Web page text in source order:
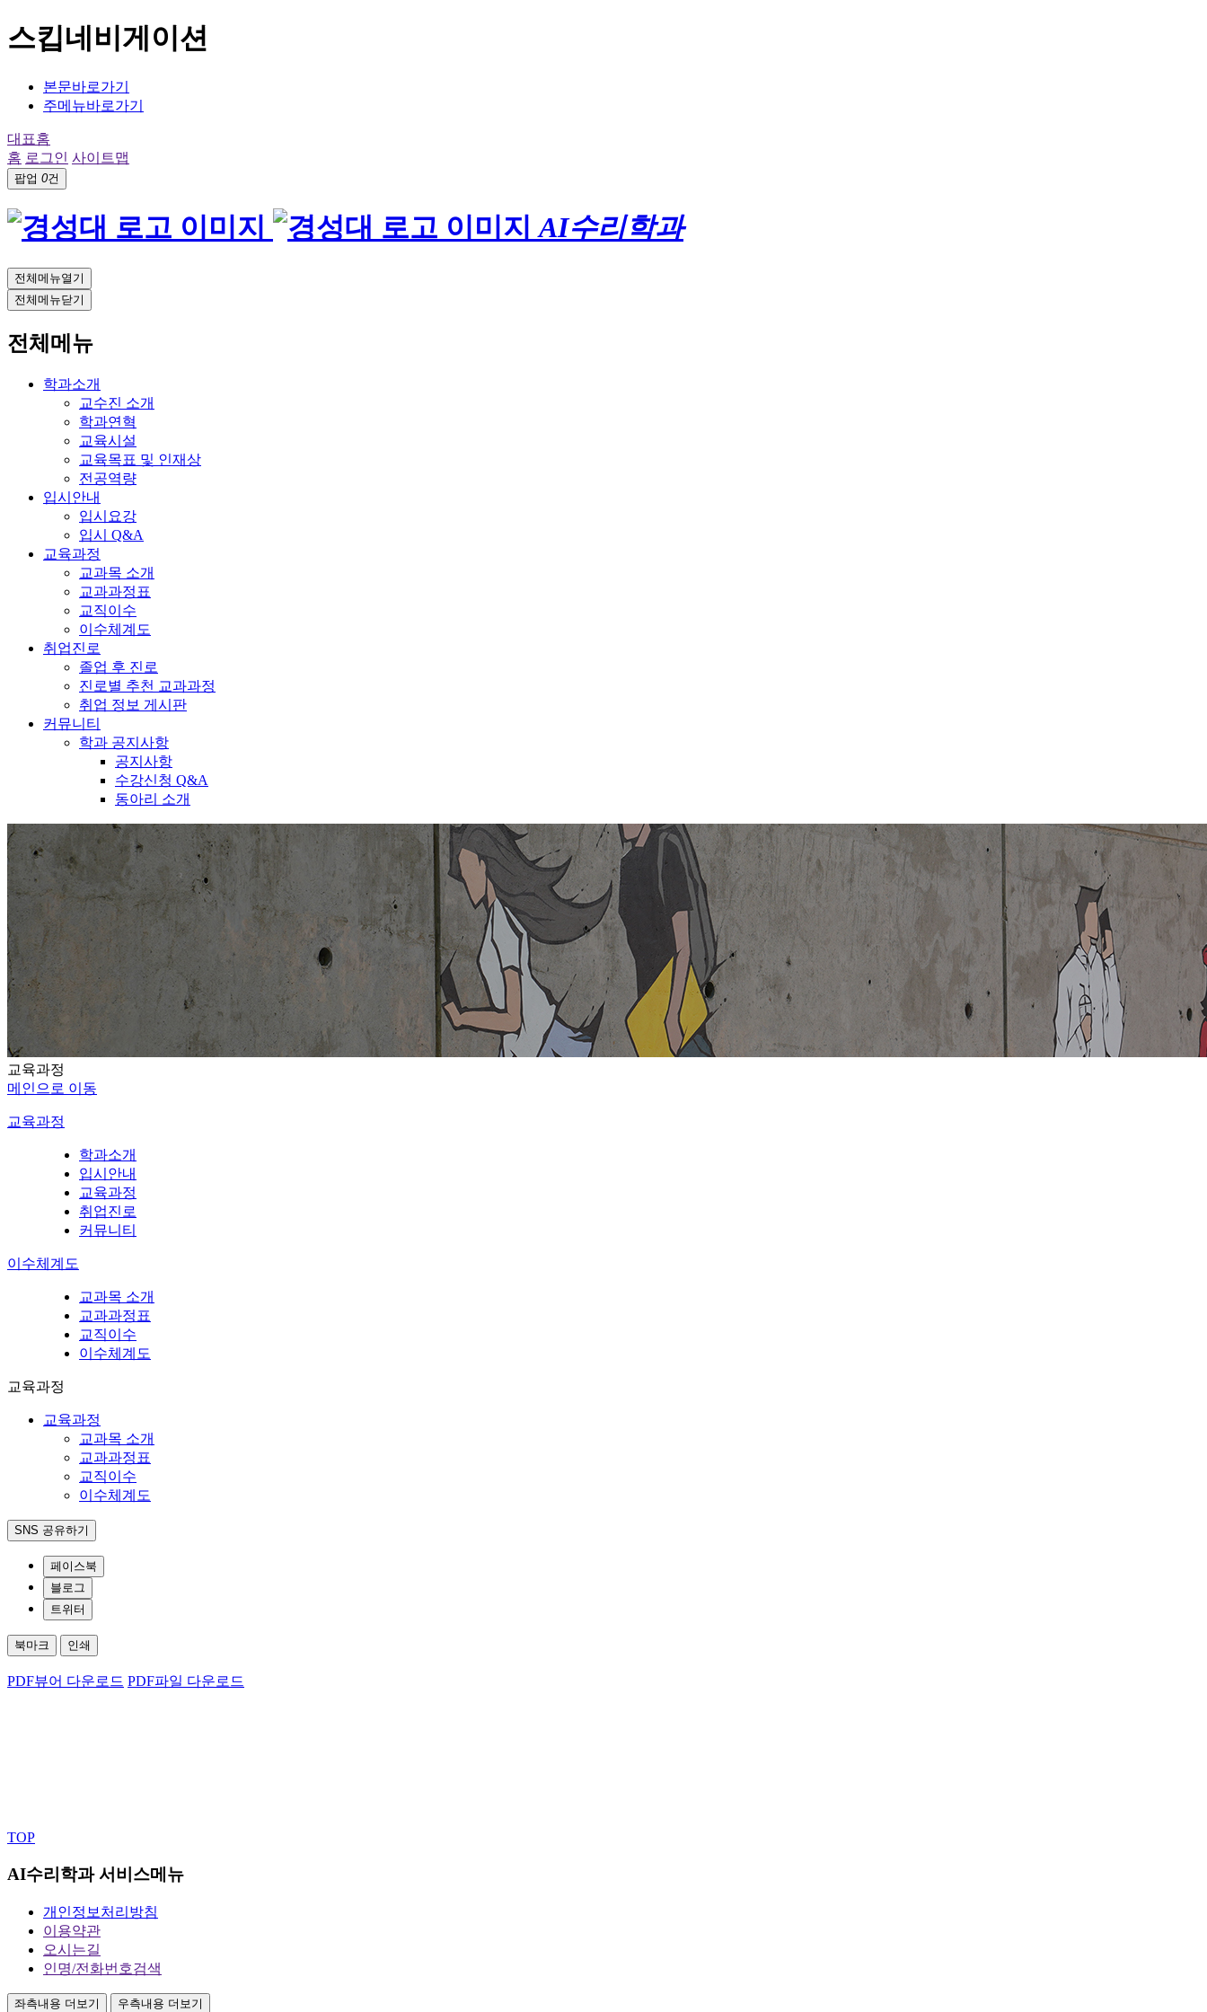
스킵네비게이션
본문바로가기
주메뉴바로가기
대표홈
홈 로그인 사이트맵
팝업 0건
AI수리학과
전체메뉴열기
전체메뉴닫기
전체메뉴
학과소개
교수진 소개
학과연혁
교육시설
교육목표 및 인재상
전공역량
입시안내
입시요강
입시 Q&A
교육과정
교과목 소개
교과과정표
교직이수
이수체계도
취업진로
졸업 후 진로
진로별 추천 교과과정
취업 정보 게시판
커뮤니티
학과 공지사항
공지사항
수강신청 Q&A
동아리 소개
교육과정
메인으로 이동
교육과정
학과소개
입시안내
교육과정
취업진로
커뮤니티
이수체계도
교과목 소개
교과과정표
교직이수
이수체계도
교육과정
교육과정
교과목 소개
교과과정표
교직이수
이수체계도
SNS 공유하기
페이스북
블로그
트위터
북마크 인쇄
PDF뷰어 다운로드 PDF파일 다운로드
TOP
AI수리학과 서비스메뉴
개인정보처리방침
이용약관
오시는길
인명/전화번호검색
좌측내용 더보기 우측내용 더보기